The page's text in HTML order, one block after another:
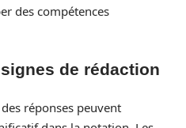
des compétences
de rédaction
réponses peuvent